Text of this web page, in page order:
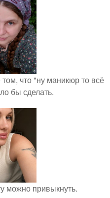
что "ну маникюр то всё
бы сделать.
можно привыкнуть.